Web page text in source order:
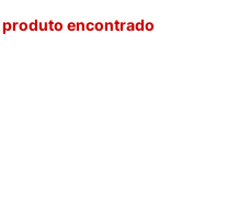
produto encontrado